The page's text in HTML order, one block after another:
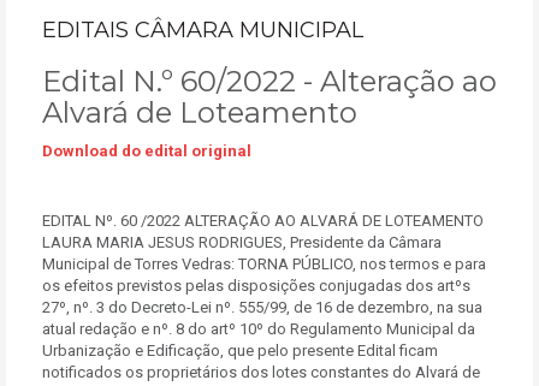
EDITAIS CÂMARA MUNICIPAL
Edital N.º 60/2022 - Alteração ao
Alvará de Loteamento
Download do edital original
EDITAL Nº. 60 /2022 ALTERAÇÃO AO ALVARÁ DE LOTEAMENTO
LAURA MARIA JESUS RODRIGUES, Presidente da Câmara
Municipal de Torres Vedras: TORNA PÚBLICO, nos termos e para
os efeitos previstos pelas disposições conjugadas dos artºs
27º, nº. 3 do Decreto-Lei nº. 555/99, de 16 de dezembro, na sua
atual redação e nº. 8 do artº 10º do Regulamento Municipal da
Urbanização e Edificação, que pelo presente Edital ficam
notificados os proprietários dos lotes constantes do Alvará de